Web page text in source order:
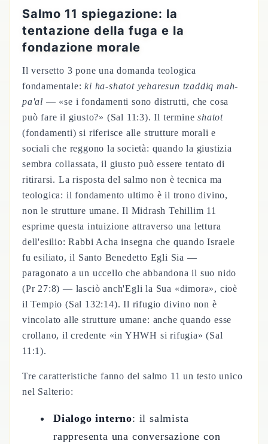
Salmo 11 spiegazione: la
tentazione della fuga e la
fondazione morale
Il versetto 3 pone una domanda teologica
fondamentale:ki ha-shatot yeharesun tzaddiq mah-
pa'al — «se i fondamenti sono distrutti, che cosa
può fare il giusto?» (Sal 11:3). Il termineshatot
(fondamenti) si riferisce alle strutture morali e
sociali che reggono la società: quando la giustizia
sembra collassata, il giusto può essere tentato di
ritirarsi. La risposta del salmo non è tecnica ma
teologica: il fondamento ultimo è il trono divino,
non le strutture umane. Il Midrash Tehillim 11
esprime questa intuizione attraverso una lettura
dell'esilio: Rabbi Acha insegna che quando Israele
fu esiliato, il Santo Benedetto Egli Sia —
paragonato a un uccello che abbandona il suo nido
(Pr 27:8) — lasciò anch'Egli la Sua «dimora», cioè
il Tempio (Sal 132:14). Il rifugio divino non è
vincolato alle strutture umane: anche quando esse
crollano, il credente «in YHWH si rifugia» (Sal
11:1).
Tre caratteristiche fanno del salmo 11 un testo unico
nel Salterio:
Dialogo interno: il salmista
rappresenta una conversazione con